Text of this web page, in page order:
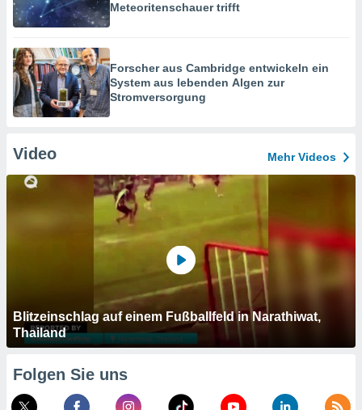
Meteoritenschauer trifft
Forscher aus Cambridge entwickeln ein
System aus lebenden Algen zur
Stromversorgung
Video Mehr Videos
Blitzeinschlag auf einem Fußballfeld in Narathiwat,
Thailand
Folgen Sie uns